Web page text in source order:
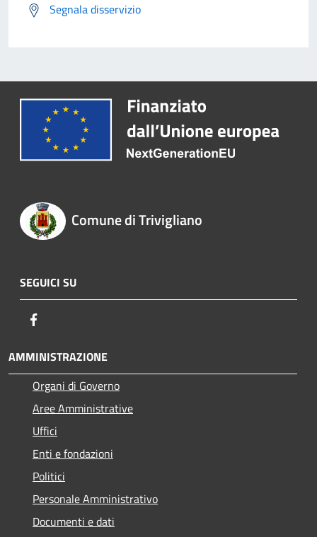
Segnala disservizio
Comune di Trivigliano
SEGUICI SU
AMMINISTRAZIONE
Organi di Governo
Aree Amministrative
Uffici
Enti e fondazioni
Politici
Personale Amministrativo
Documenti e dati